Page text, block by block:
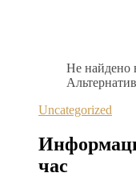
Не найдено
Uncategorized
час